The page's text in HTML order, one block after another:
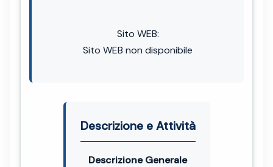
Sito WEB:
Sito WEB non disponibile
Descrizione e Attività
Descrizione Generale